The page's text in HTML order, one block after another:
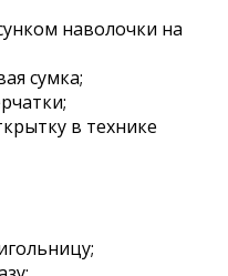
наволочки на
сумка;
в технике